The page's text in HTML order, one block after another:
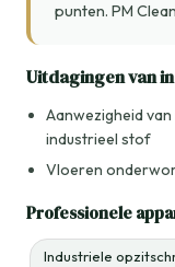
punten. PM
Uitdagingen van
Aanwezigheid
industrieel stof
Vloeren
Professionele
Industriele